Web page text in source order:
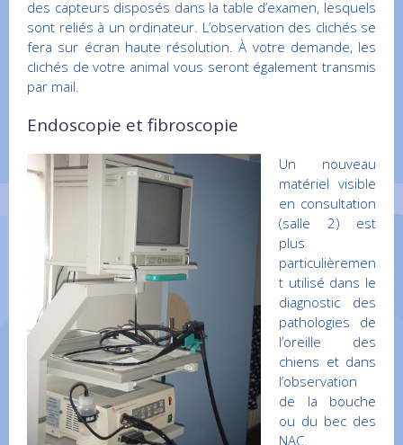
des capteurs disposés dans la table d’examen, lesquels
sont reliés à un ordinateur. L’observation des clichés se
fera sur écran haute résolution. À votre demande, les
clichés de votre animal vous seront également transmis
par mail.
Endoscopie et fibroscopie
Un nouveau
matériel visible
en consultation
(salle 2) est
plus
particulièremen
t utilisé dans le
diagnostic des
pathologies de
l’oreille des
chiens et dans
l’observation
de la bouche
ou du bec des
NAC.